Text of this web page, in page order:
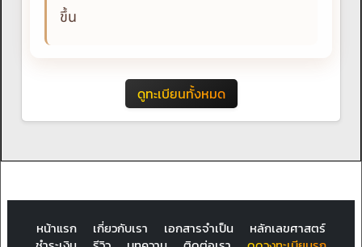
ขึ้น
ดูทะเบียนทั้งหมด
หน้าแรก เกี่ยวกับเรา เอกสารจำเป็น
หลักเลขศาสตร์